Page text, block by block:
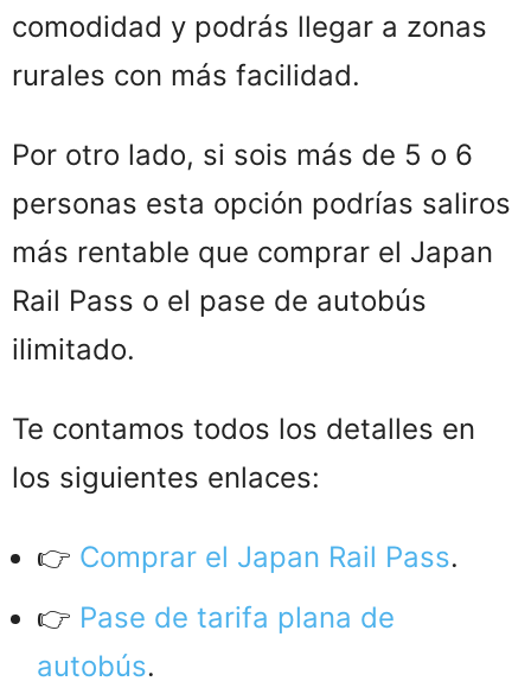
comodidad y podrás llegar a zonas
rurales con más facilidad.
Por otro lado, si sois más de 5 o 6
personas esta opción podrías saliros
más rentable que comprar el Japan
Rail Pass o el pase de autobús
ilimitado.
Te contamos todos los detalles en
los siguientes enlaces:
👉 Comprar el Japan Rail Pass.
👉 Pase de tarifa plana de
autobús.